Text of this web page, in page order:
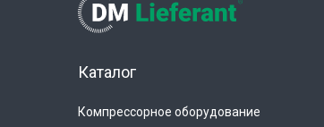
Каталог
Компрессорное оборудование